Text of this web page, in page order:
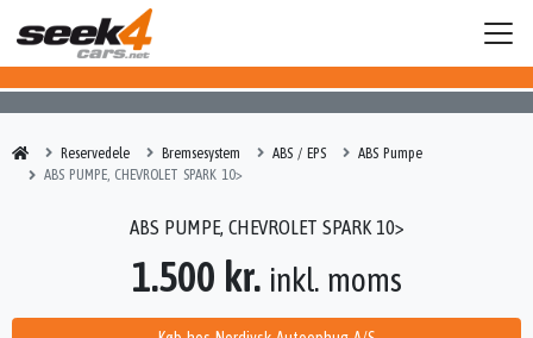
Reservedele Bremsesystem ABS / EPS
ABS Pumpe
ABS PUMPE, CHEVROLET SPARK 10>
1.500 kr. inkl. moms
ABS PUMPE, CHEVROLET SPARK 10>